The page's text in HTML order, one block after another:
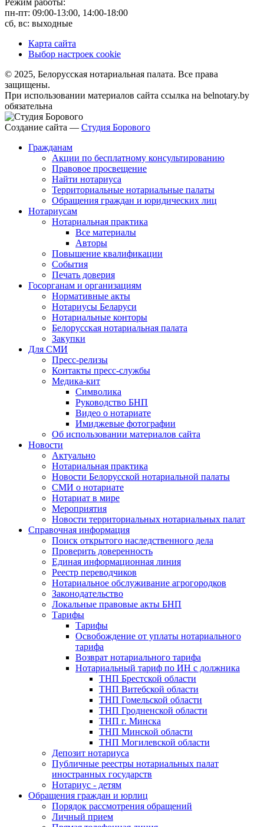
Режим работы:
пн-пт: 09:00-13:00, 14:00-18:00
сб, вс: выходные
Карта сайта
Выбор настроек cookie
© 2025, Белорусская нотариальная палата. Все права
защищены.
При использовании материалов сайта ссылка на belnotary.by
обязательна
Создание сайта — Студия Борового
Гражданам
Акции по бесплатному консультированию
Правовое просвещение
Найти нотариуса
Территориальные нотариальные палаты
Обращения граждан и юридических лиц
Нотариусам
Нотариальная практика
Все материалы
Авторы
Повышение квалификации
События
Печать доверия
Госорганам и организациям
Нормативные акты
Нотариусы Беларуси
Нотариальные конторы
Белорусская нотариальная палата
Закупки
Для СМИ
Пресс-релизы
Контакты пресс-службы
Медика-кит
Символика
Руководство БНП
Видео о нотариате
Имиджевые фотографии
Об использовании материалов сайта
Новости
Актуально
Нотариальная практика
Новости Белорусской нотариальной палаты
СМИ о нотариате
Нотариат в мире
Мероприятия
Новости территориальных нотариальных палат
Справочная информация
Поиск открытого наследственного дела
Проверить доверенность
Единая информационная линия
Реестр переводчиков
Нотариальное обслуживание агрогородков
Законодательство
Локальные правовые акты БНП
Тарифы
Тарифы
Освобождение от уплаты нотариального
тарифа
Возврат нотариального тарифа
Нотариальный тариф по ИН с должника
ТНП Брестской области
ТНП Витебской области
ТНП Гомельской области
ТНП Гродненской области
ТНП г. Минска
ТНП Минской области
ТНП Могилевской области
Депозит нотариуса
Публичные реестры нотариальных палат
иностранных государств
Нотариус - детям
Обращения граждан и юрлиц
Порядок рассмотрения обращений
Личный прием